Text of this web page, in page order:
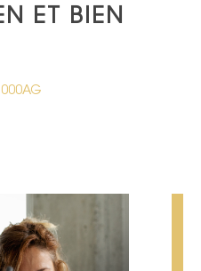
ET BIEN